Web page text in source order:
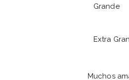
Grande
Extra
Muchos